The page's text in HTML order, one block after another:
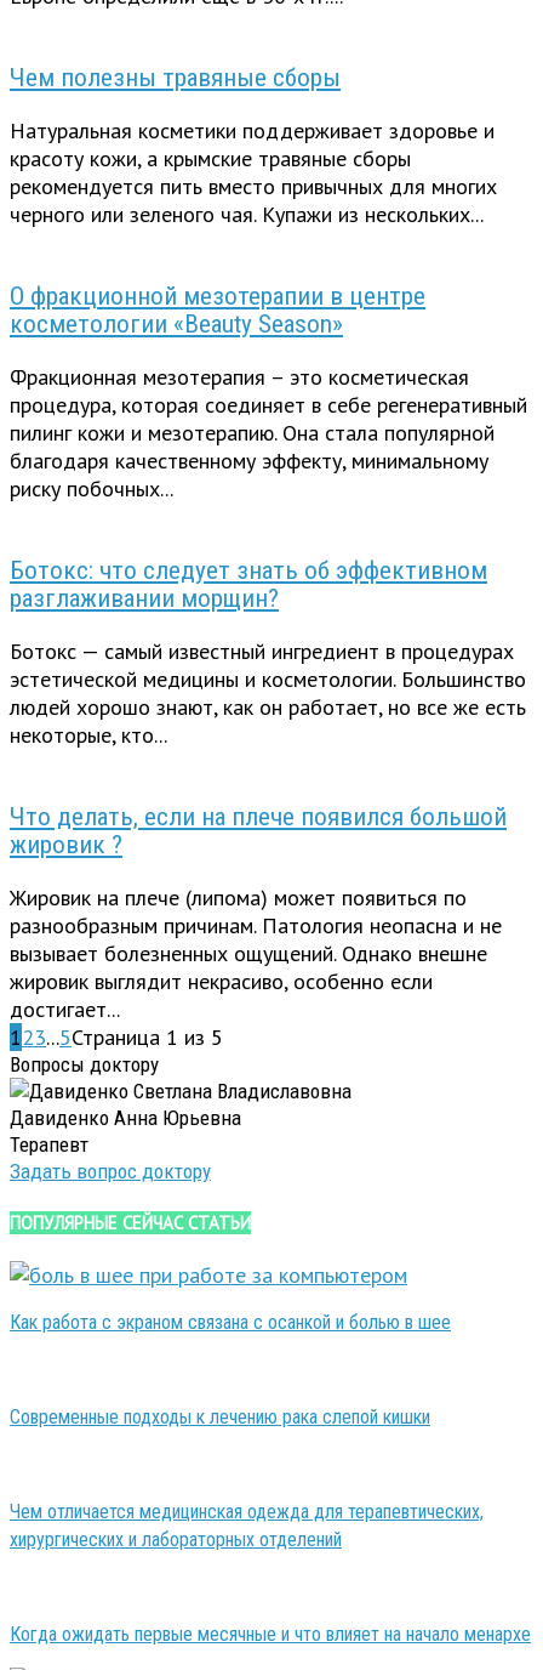
Чем полезны травяные сборы
Натуральная косметики поддерживает здоровье и
красоту кожи, а крымские травяные сборы
рекомендуется пить вместо привычных для многих
черного или зеленого чая. Купажи из нескольких...
О фракционной мезотерапии в центре
косметологии «Beauty Season»
Фракционная мезотерапия – это косметическая
процедура, которая соединяет в себе регенеративный
пилинг кожи и мезотерапию. Она стала популярной
благодаря качественному эффекту, минимальному
риску побочных...
Ботокс: что следует знать об эффективном
разглаживании морщин?
Ботокс — самый известный ингредиент в процедурах
эстетической медицины и косметологии. Большинство
людей хорошо знают, как он работает, но все же есть
некоторые, кто...
Что делать, если на плече появился большой
жировик ?
Жировик на плече (липома) может появиться по
разнообразным причинам. Патология неопасна и не
вызывает болезненных ощущений. Однако внешне
жировик выглядит некрасиво, особенно если
достигает...
123...5Страница 1 из 5
Вопросы доктору
Давиденко Анна Юрьевна
Терапевт
Задать вопрос доктору
ПОПУЛЯРНЫЕ СЕЙЧАС СТАТЬИ
Как работа с экраном связана с осанкой и болью в шее
Современные подходы к лечению рака слепой кишки
Чем отличается медицинская одежда для терапевтических,
хирургических и лабораторных отделений
Когда ожидать первые месячные и что влияет на начало менархе